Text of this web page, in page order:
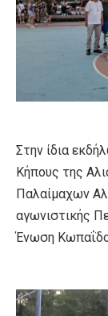
Στην ίδια
Κήπους της
Παλαίμαχων
αγωνιστικής
Ένωση